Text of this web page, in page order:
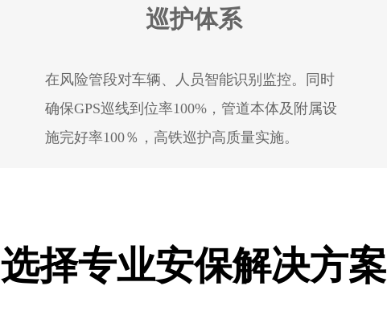
巡护体系
在风险管段对车辆、人员智能识别监控。同时
确保GPS巡线到位率100%，管道本体及附属设
施完好率100％，高铁巡护高质量实施。
选择专业安保解决方案